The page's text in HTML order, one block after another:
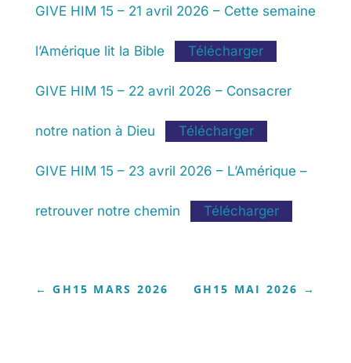
GIVE HIM 15 – 21 avril 2026 – Cette semaine
l’Amérique lit la Bible Télécharger
GIVE HIM 15 – 22 avril 2026 – Consacrer
notre nation à Dieu Télécharger
GIVE HIM 15 – 23 avril 2026 – L’Amérique –
retrouver notre chemin Télécharger
←GH15 MARS 2026 GH15 MAI 2026 →